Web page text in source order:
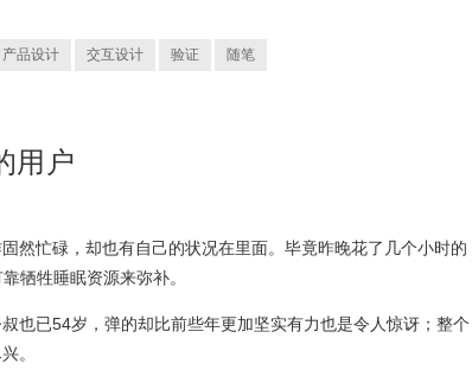
产品设计 交互设计 验证 随笔
用户
然忙碌，却也有自己的状况在里面。毕竟昨晚花了几个小时的
牺牲睡眠资源来弥补。
也已54岁，弹的却比前些年更加坚实有力也是令人惊讶；整个
。